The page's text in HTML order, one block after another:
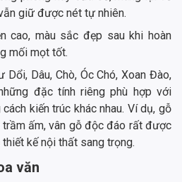
giữ được nét tự nhiên.
cao, màu sắc đẹp sau khi hoàn
mối mọt tốt.
Dổi, Dâu, Chò, Óc Chó, Xoan Đào,
đặc tính riêng phù hợp với
kiến trúc khác nhau. Ví dụ, gỗ
trầm ấm, vân gỗ độc đáo rất được
kế nội thất sang trọng.
văn